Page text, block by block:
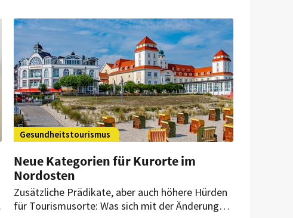
Vorpommern gilt jedoch eine Übergangsfrist bis
2. April. Nach diesem Datum müssen auch dort
die Testpflichten fallen, fordern Hotellerie und
Gastronomie.
Gesundheitstourismus
Neue Kategorien für Kurorte im
Nordosten
Zusätzliche Prädikate, aber auch höhere Hürden
für Tourismusorte: Was sich mit der Änderung